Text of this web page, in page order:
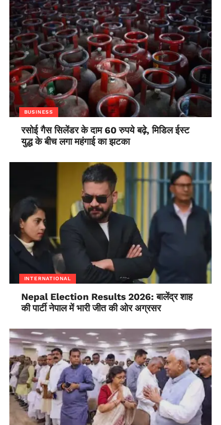
7. Respect Corona
warriors#IndiaFightsCorona
pic.twitter.com/3hfsqNIUjt
— BJP (@BJP4India)
April 14, 2020
BUSINESS
रसोई गैस सिलेंडर के दाम 60 रुपये बढ़े, मिडिल ईस्ट
युद्ध के बीच लगा महंगाई का झटका
INTERNATIONAL
Nepal Election Results 2026: बालेंद्र शाह
की पार्टी नेपाल में भारी जीत की ओर अग्रसर